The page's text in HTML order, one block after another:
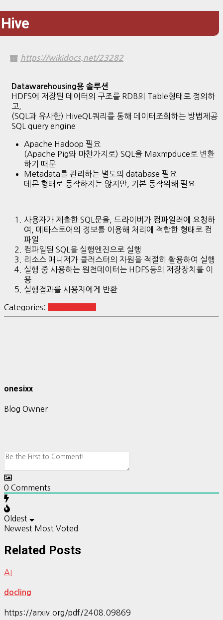
Hive
https://wikidocs.net/23282
Datawarehousing용 솔루션
HDFS에 저장된 데이터의 구조를 RDB의 Table형태로 정의하
고,
(SQL과 유사한) HiveQL쿼리를 통해 데이터조회하는 방법제공
SQL query engine
Apache Hadoop 필요
(Apache Pig와 마찬가지로) SQL을 Maxmpduce로 변환
하기 때문
Metadata를 관리하는 별도의 database 필요
데몬 형태로 동작하지는 않지만, 기본 동작위해 필요
사용자가 제출한 SQL문을, 드라이버가 컴파일러에 요청하
여, 메타스토어의 정보를 이용해 처리에 적합한 형태로 컴
파일
컴파일된 SQL을 실행엔진으로 실행
리소스 매니저가 클러스터의 자원을 적절히 활용하여 실행
실행 중 사용하는 원천데이터는 HDFS등의 저장장치를 이
용
실행결과를 사용자에게 반환
Categories:
onesixx
Blog Owner
0 Comments
Oldest
Newest Most Voted
Related Posts
AI
docling
https://arxiv.org/pdf/2408.09869